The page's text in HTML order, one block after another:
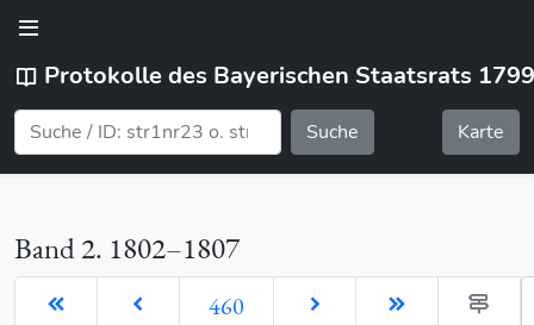
Protokolle des Bayerischen Staatsrats
Suche Karte
Band 2. 1802–1807
460